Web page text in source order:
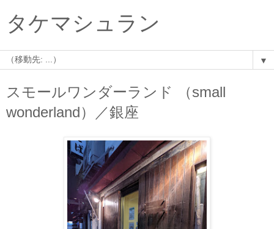
タケマシュラン
▼
スモールワンダーランド （small
wonderland）／銀座